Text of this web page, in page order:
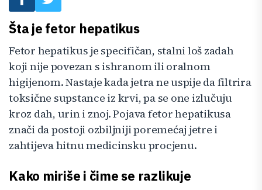
Šta je fetor hepatikus
Fetor hepatikus je specifičan, stalni loš zadah
koji nije povezan s ishranom ili oralnom
higijenom. Nastaje kada jetra ne uspije da filtrira
toksične supstance iz krvi, pa se one izlučuju
kroz dah, urin i znoj. Pojava fetor hepatikusa
znači da postoji ozbiljniji poremećaj jetre i
zahtijeva hitnu medicinsku procjenu.
Kako miriše i čime se razlikuje